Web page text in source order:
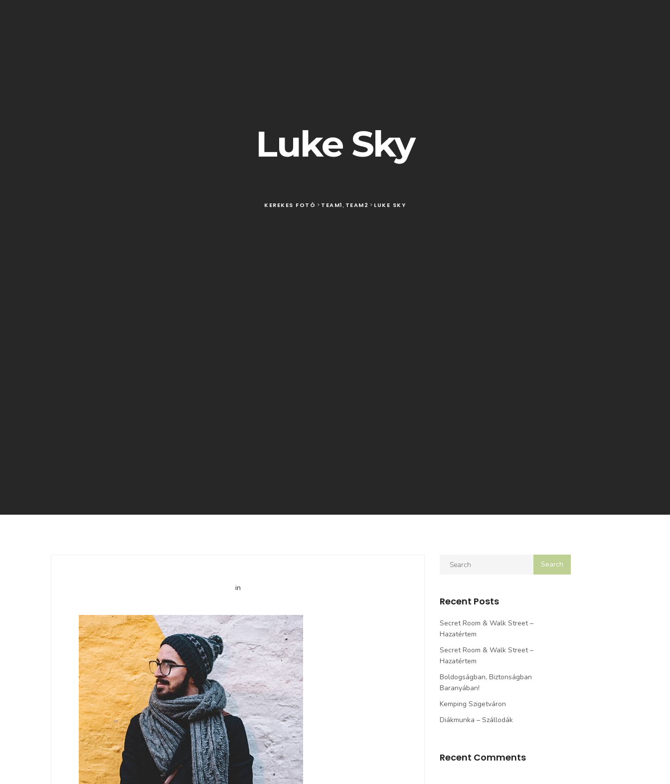
Luke Sky
KEREKES FOTÓ > TEAM1, TEAM2 > LUKE SKY
in
Recent Posts
Secret Room & Walk Street –
Hazatértem
Secret Room & Walk Street –
Hazatértem
Boldogságban, Biztonságban
Baranyában!
Kemping Szigetváron
Diákmunka – Szállodák
Recent Comments